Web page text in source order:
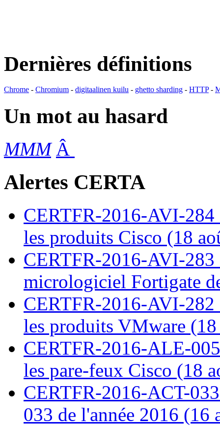
Dernières définitions
Chrome - Chromium - digitaalinen kuilu - ghetto sharding - HTTP-
Un mot au hasard
MMM Â
Alertes CERTA
CERTFR-2016-AVI-
les produits Cisco (18
CERTFR-2016-AVI-
micrologiciel Fortigate
CERTFR-2016-AVI-
les produits VMware
CERTFR-2016-ALE-
les pare-feux Cisco (18
CERTFR-2016-ACT-
033 de l'année 2016 (16